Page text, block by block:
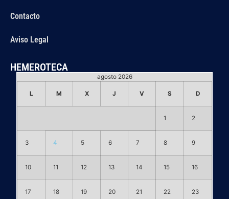
Contacto
Aviso Legal
HEMEROTECA
agosto 2026
L M X J V S D
1 2
3 4 5 6 7 8 9
10 11 12 13 14 15 16
17 18 19 20 21 22 23